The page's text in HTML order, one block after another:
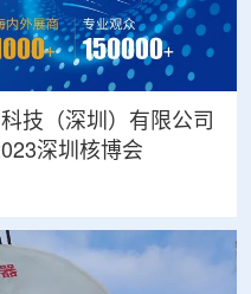
技（深圳）有限公司
深圳核博会